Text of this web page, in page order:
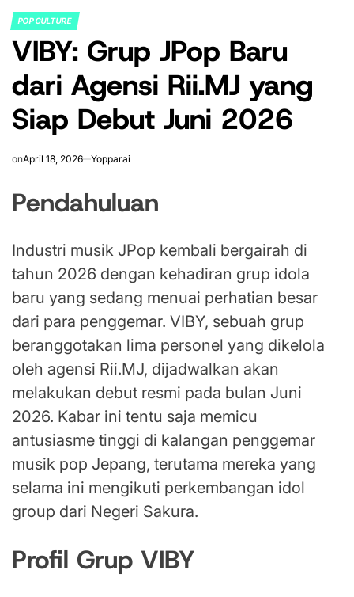
POSTED
IN
POP CULTURE
VIBY: Grup JPop Baru
dari Agensi Rii.MJ yang
Siap Debut Juni 2026
onApril 18, 2026 Yopparai
Pendahuluan
Industri musik JPop kembali bergairah di
tahun 2026 dengan kehadiran grup idola
baru yang sedang menuai perhatian besar
dari para penggemar. VIBY, sebuah grup
beranggotakan lima personel yang dikelola
oleh agensi Rii.MJ, dijadwalkan akan
melakukan debut resmi pada bulan Juni
2026. Kabar ini tentu saja memicu
antusiasme tinggi di kalangan penggemar
musik pop Jepang, terutama mereka yang
selama ini mengikuti perkembangan idol
group dari Negeri Sakura.
Profil Grup VIBY